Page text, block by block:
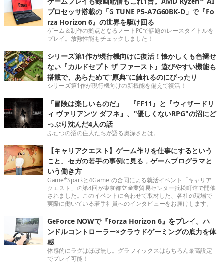
プロセッサ搭載の「G TUNE P5-A7G60BK-D」で『Fo
rza Horizon 6』の世界を駆け回る
ゲーム＆制作の拠点となるノートPCで話題のレースタイトルを
プレイ。放熱性能もチェックしました！
シリーズ第1作が現行機向けに復活！懐かしくも色褪せ
ない『カルドセプト ザ ファースト』遊びやすい機能も
搭載で、あらためて“原典”に触れるのにぴったり
シリーズ第1作が現行機向けの新機能を備えて復活！
「冒険は楽しいものだ」 ─『FF11』と『ウィザードリ
ィ ヴァリアンツ ダフネ』、"優しくないRPG"の沼にど
っぷり沈んだ4人の話
ふたつの沼の住人たちが語る奥深さとは。
【キャリアクエスト】ゲーム作りを仕事にするという
こと。セガの若手の事例に見る，ゲームプログラマと
いう働き方
Game*Sparkと4Gamerの合同による就活イベント「キャリア
クエスト」の第4回が東京都立産業貿易センター浜松町館で開催
されました。このイベントに合わせて取材した、各社の現場で
実際に働いている若手社員へのインタビューをお届けします。
GeForce NOWで『Forza Horizon 6』をプレイ。ハ
ンドルコントローラー×クラウドゲーミングの底力を体
感
体感的にラグはほぼ無し。グラフィックスはもちろん最高設定
でプレイ可能！